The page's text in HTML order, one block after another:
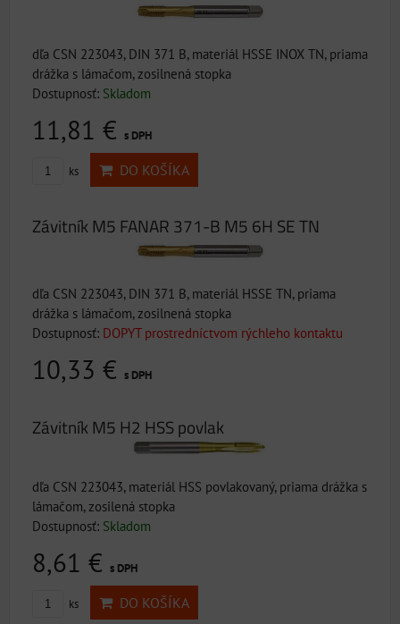
dľa CSN 223043, DIN 371 B, materiál HSSE INOX TN, priama
drážka s lámačom, zosilnená stopka
Dostupnosť: Skladom
11,81 € s DPH
ks DO KOŠÍKA
Závitník M5 FANAR 371-B M5 6H SE TN
dľa CSN 223043, DIN 371 B, materiál HSSE TN, priama
drážka s lámačom, zosilnená stopka
Dostupnosť: DOPYT prostredníctvom rýchleho kontaktu
10,33 € s DPH
Závitník M5 H2 HSS povlak
dľa CSN 223043, materiál HSS povlakovaný, priama drážka s
lámačom, zosilená stopka
Dostupnosť: Skladom
8,61 € s DPH
ks DO KOŠÍKA